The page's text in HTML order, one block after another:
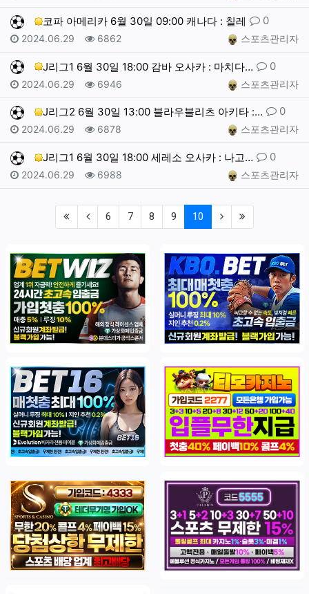
코파 아메리카 6월 30일 09:00 캐나다 : 칠레 댓글
0
작성자스포츠관리자
작성일
2024.06.29 조회
6862
J리그1 6월 30일 18:00 감바 오사카 : 마치다… 댓글
0
작성자스포츠관리자
작성일
2024.06.29 조회
6946
J리그2 6월 30일 13:00 블라우블리츠 아키타 :… 댓글
0
작성자스포츠관리자
작성일
2024.06.29 조회
6878
J리그1 6월 30일 18:00 세레소 오사카 : 나고… 댓글
0
작성자스포츠관리자
작성일
2024.06.29 조회
6988
(first)(previous)
6 7 8 9 10 (current)
(next)